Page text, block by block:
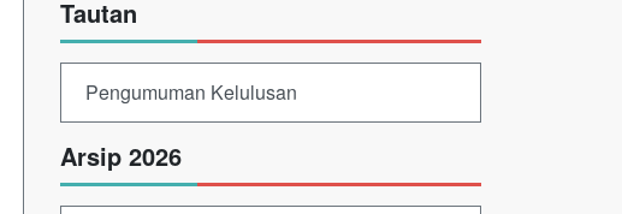
Tautan
Pengumuman Kelulusan
Arsip 2026